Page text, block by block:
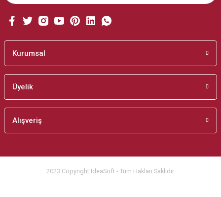
Bu ürüne benzer farklı alternatifler olmalı.
Kurumsal
Üyelik
Alışveriş
2023 Copyright IdeaSoft - Tüm Hakları Saklıdır.